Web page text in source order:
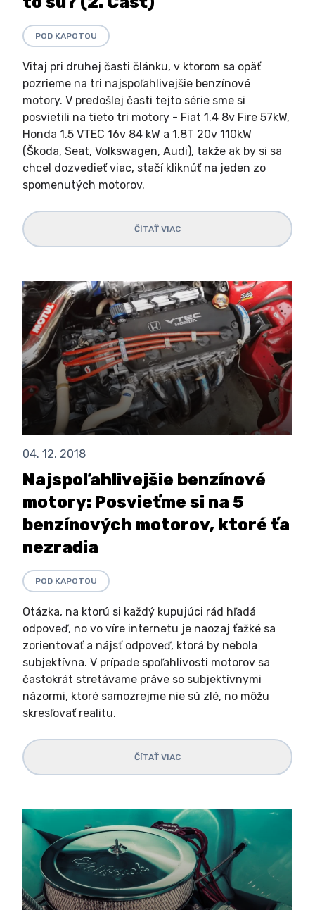
POD KAPOTOU
Vitaj pri druhej časti článku, v ktorom sa opäť
pozrieme na tri najspoľahlivejšie benzínové
motory. V predošlej časti tejto série sme si
posvietili na tieto tri motory - Fiat 1.4 8v Fire 57kW,
Honda 1.5 VTEC 16v 84 kW a 1.8T 20v 110kW
(Škoda, Seat, Volkswagen, Audi), takže ak by si sa
chcel dozvedieť viac, stačí kliknúť na jeden zo
spomenutých motorov.
ČÍTAŤ VIAC
04. 12. 2018
Najspoľahlivejšie benzínové
motory: Posvieťme si na 5
benzínových motorov, ktoré ťa
nezradia
POD KAPOTOU
Otázka, na ktorú si každý kupujúci rád hľadá
odpoveď, no vo víre internetu je naozaj ťažké sa
zorientovať a nájsť odpoveď, ktorá by nebola
subjektívna. V prípade spoľahlivosti motorov sa
častokrát stretávame práve so subjektívnymi
názormi, ktoré samozrejme nie sú zlé, no môžu
skresľovať realitu.
ČÍTAŤ VIAC